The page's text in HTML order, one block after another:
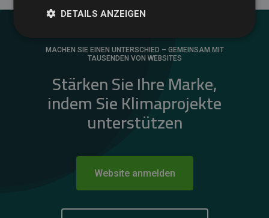
MACHEN SIE EINEN UNTERSCHIED – GEMEINSAM MIT
TAUSENDEN VON WEBSITES
Stärken Sie Ihre Marke,
indem Sie Klimaprojekte
unterstützen
Website anmelden
DETAILS ANZEIGEN